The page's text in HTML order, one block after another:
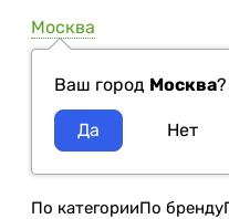
Москва
Ваш город Москва?
По категорииПо бренду